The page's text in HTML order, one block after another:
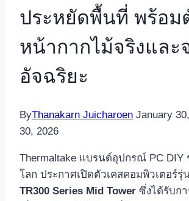
ประหยัดพื้นที่ พร้อม
หน้ากากไม้จริงและ
อัจฉริยะ
ByThanakarn Juicharoen January
30, 2026
Thermaltake แบรนด์อุปกรณ์ PC DIY
โลก ประกาศเปิดตัวเคสคอมพิวเตอร์รุ่
TR300 Series Mid Tower ซึ่งได้รับก